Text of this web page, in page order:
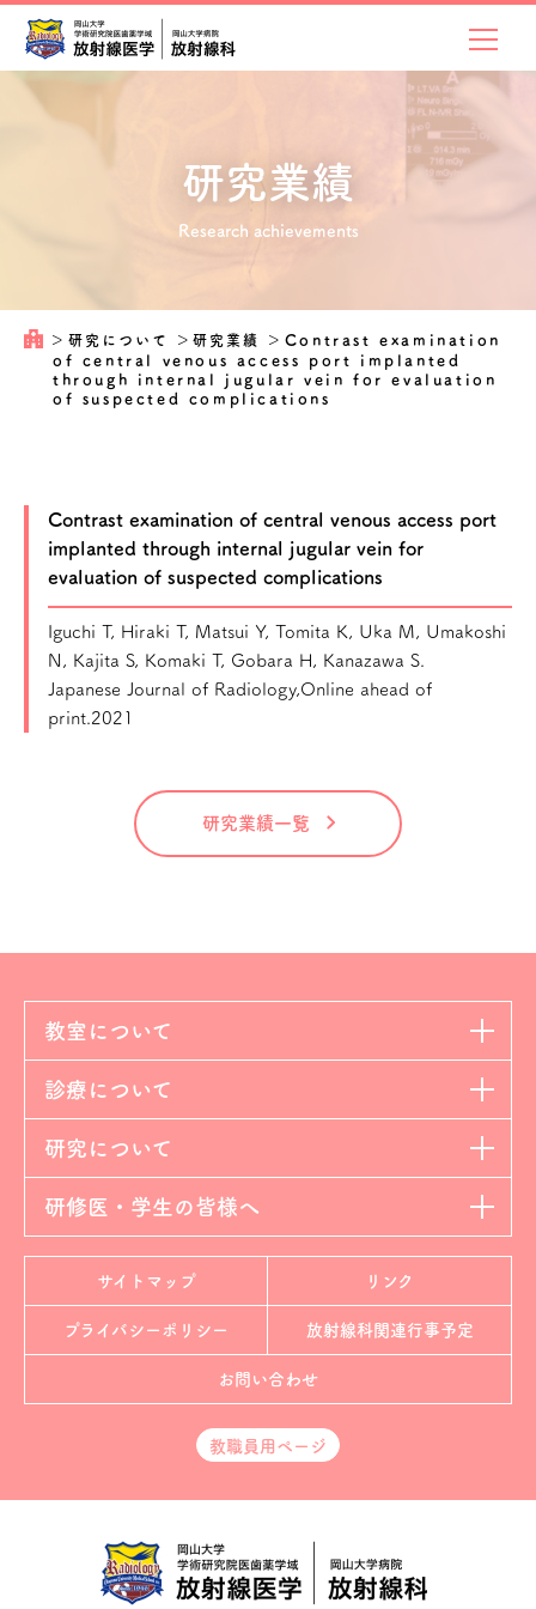
研究業績
Research achievements
＞ 研究について ＞研究業績 ＞ Contrast examination
of central venous access port implanted
through internal jugular vein for evaluation
of suspected complications
Contrast examination of central venous access port
implanted through internal jugular vein for
evaluation of suspected complications
Iguchi T, Hiraki T, Matsui Y, Tomita K, Uka M, Umakoshi
N, Kajita S, Komaki T, Gobara H, Kanazawa S.
Japanese Journal of Radiology,Online ahead of
print.2021
研究業績一覧
教室について
診療について
研究について
研修医・学生の皆様へ
サイトマップ リンク
プライバシーポリシー 放射線科関連行事予定
お問い合わせ
教職員用ページ